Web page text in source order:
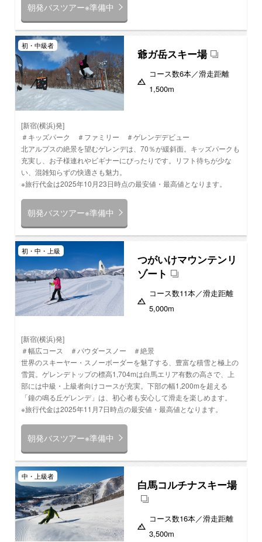
朝発バスツアー※準備中
初・中級者
爺ガ岳スキー場
コース数6本／滑走距離
1,500m
[新宿(横浜)発]
＃キッズパーク ＃ファミリー ＃ゲレンデデビュー
北アルプスの絶景を望むゲレンデは、70％が緩斜面。キッズパークも
充実し、お子様連れやビギナーにぴったりです。リフト待ちが少な
い、混雑知らずの快適さも魅力。
※旅行代金は2025年10月23日時点の最安値・最高値となります。
朝発バスツアー※準備中
初・中・上級
つがいけマウンテンリ
ゾート
コース数11本／滑走距離
5,000m
[新宿(横浜)発]
＃幅広コース ＃パウダースノー ＃絶景
世界のスキーヤー・スノーボーダーを魅了する、豊富な積雪と極上の
雪質。ゲレンデトップの標高1,704mは白馬エリア有数の高さで、上
部には中級・上級者向けコースが充実。下部の幅1,200mを超える
「鐘の鳴る丘ゲレンデ」は、初心者も安心して滑走を楽しめます。
※旅行代金は2025年11月7日時点の最安値・最高値となります。
朝発バスツアー※準備中
中・上級者
白馬コルチナスキー場
コース数16本／滑走距離
3,500m